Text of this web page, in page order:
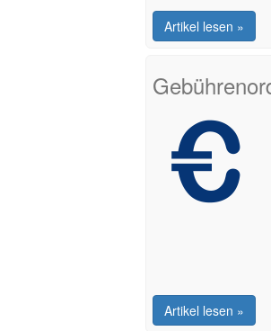
Artikel lesen »
Artikel lesen »